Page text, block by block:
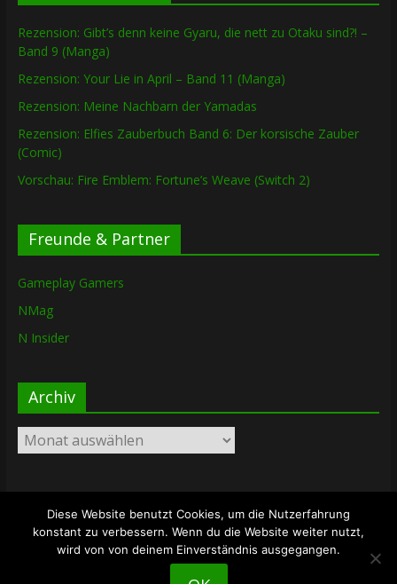
Rezension: Gibt’s denn keine Gyaru, die nett zu Otaku sind?! –
Band 9 (Manga)
Rezension: Your Lie in April – Band 11 (Manga)
Rezension: Meine Nachbarn der Yamadas
Rezension: Elfies Zauberbuch Band 6: Der korsische Zauber
(Comic)
Vorschau: Fire Emblem: Fortune’s Weave (Switch 2)
Freunde & Partner
Gameplay Gamers
NMag
N Insider
Archiv
Archiv
Copyright © 2026The Lost Dungeon. Alle Rechte vorbehalten.
Theme: ColorMag vonThemeGrill. Bereitgestellt von
WordPress
Diese Website benutzt Cookies, um die Nutzerfahrung
konstant zu verbessern. Wenn du die Website weiter nutzt,
wird von von deinem Einverständnis ausgegangen.